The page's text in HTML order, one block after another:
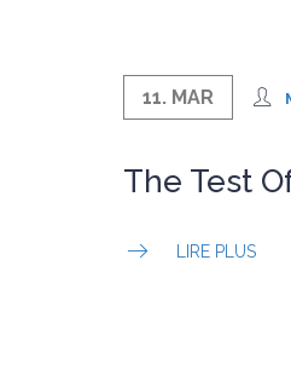
11. MAR
The Test
LIRE PLUS